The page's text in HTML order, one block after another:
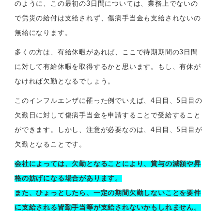
のように、この最初の3日間については、業務上でないの
で労災の給付は支給されず、傷病手当金も支給されないの
無給になります。
多くの方は、有給休暇があれば、ここで待期期間の3日間
に対して有給休暇を取得するかと思います。もし、有休が
なければ欠勤となるでしょう。
このインフルエンザに罹った例でいえば、4日目、5日目の
欠勤日に対して傷病手当金を申請することで受給すること
ができます。しかし、注意が必要なのは、4日目、5日目が
欠勤となることです。
会社によっては、欠勤となることにより、賞与の減額や昇
格の妨げになる場合があります。
また、ひょっとしたら、一定の期間欠勤しないことを要件
に支給される皆勤手当等が支給されないかもしれません。